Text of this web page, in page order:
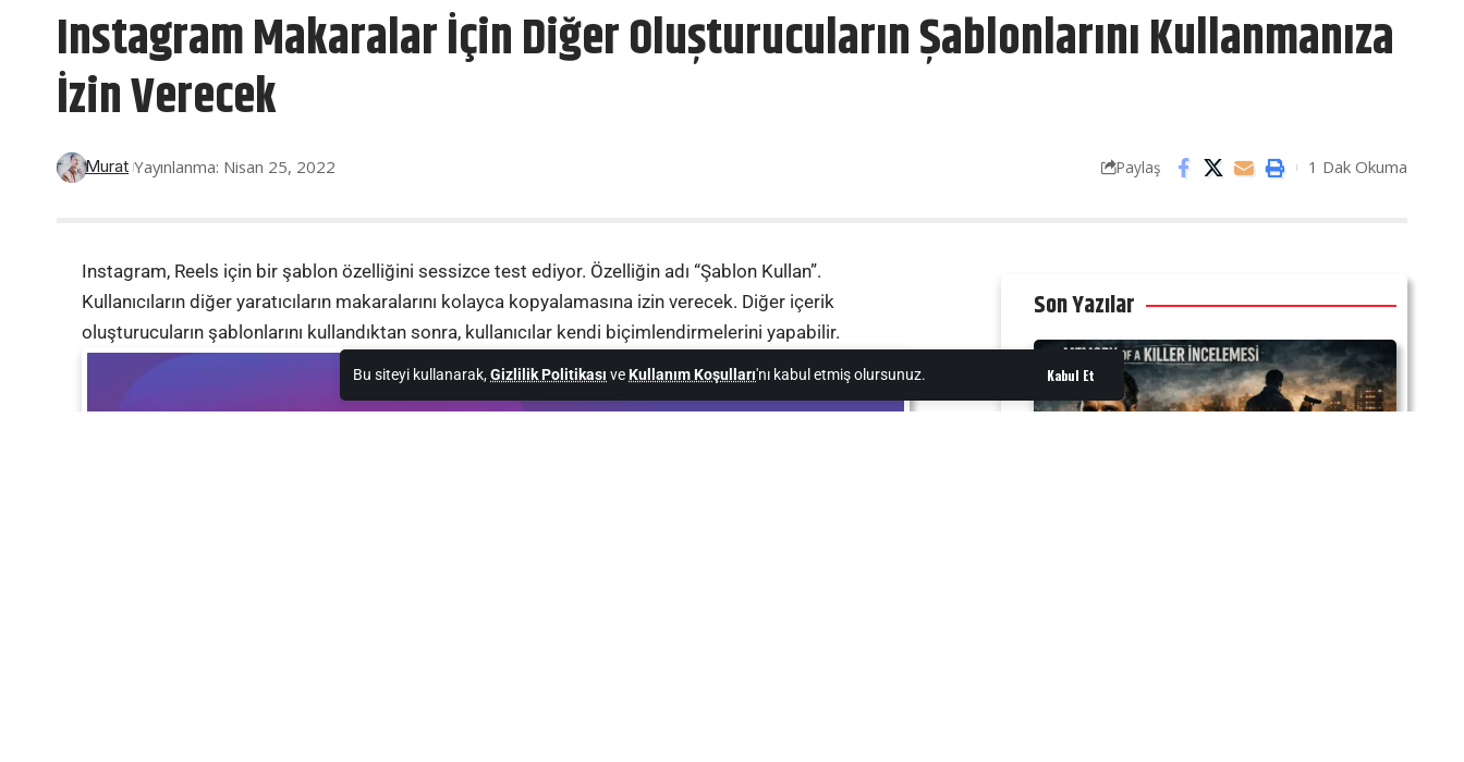
Bu siteyi kullanarak,Gizlilik Politikası veKullanım Koşulları'nı kabul etmiş olursunuz. Kabul Et
Instagram Makaralar İçin Diğer Oluşturucuların Şablonlarını Kullanmanıza
İzin Verecek
Murat Yayınlanma: Nisan 25, 2022 Paylaş 1 Dak Okuma
Instagram, Reels için bir şablon özelliğini sessizce test ediyor. Özelliğin adı “Şablon Kullan”.
Kullanıcıların diğer yaratıcıların makaralarını kolayca kopyalamasına izin verecek. Diğer içerik
oluşturucuların şablonlarını kullandıktan sonra, kullanıcılar kendi biçimlendirmelerini yapabilir.
Son Yazılar